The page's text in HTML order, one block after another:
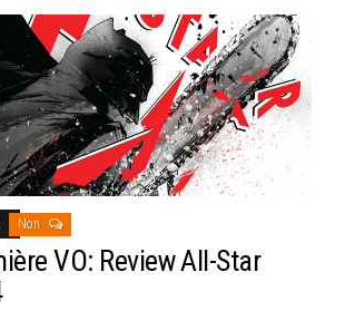
Non
VO: Review All-Star